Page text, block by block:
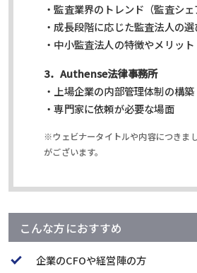
・監査業界のトレンド（監査シェ
・成長段階に応じた監査法人の
・中小監査法人の特徴やメリッ
3．Authense法律事務所
・上場企業の内部管理体制の構築
・専門家に依頼が必要な場面
※ウェビナータイトルや内容につきま
がございます。
こんな方におすすめ
企業のCFOや経営陣の方